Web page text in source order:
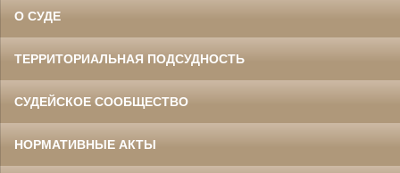
О СУДЕ
ТЕРРИТОРИАЛЬНАЯ ПОДСУДНОСТЬ
СУДЕЙСКОЕ СООБЩЕСТВО
НОРМАТИВНЫЕ АКТЫ